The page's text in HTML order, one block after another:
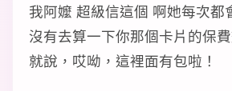
我阿嬤 超級信這個 啊她每次都
沒有去算一下你那個卡片的保
就說，哎呦，這裡面有包啦！